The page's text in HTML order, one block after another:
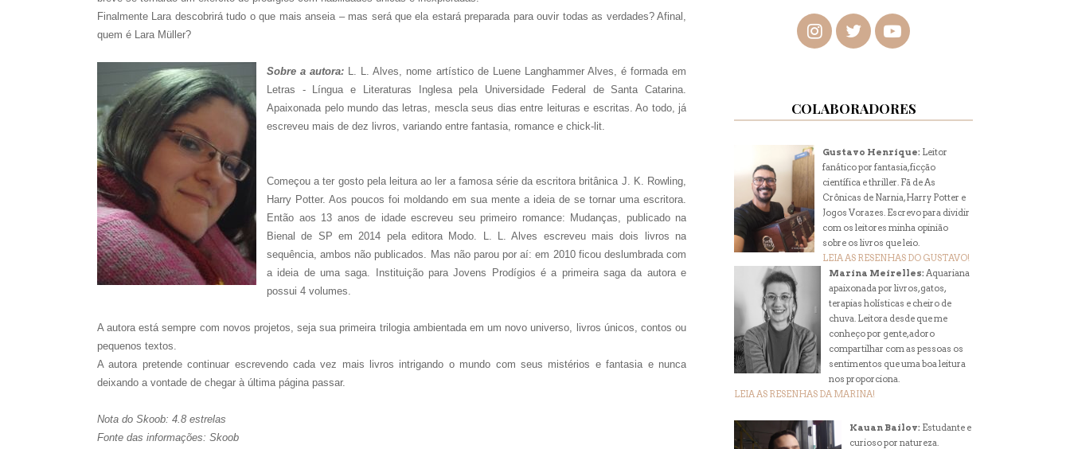
Finalmente Lara descobrirá tudo o que mais anseia – mas será que ela estará preparada para ouvir todas as verdades? Afinal,
quem é Lara Müller?
Sobre a autora: L. L. Alves, nome artístico de Luene Langhammer Alves, é formada em
Letras - Língua e Literaturas Inglesa pela Universidade Federal de Santa Catarina.
Apaixonada pelo mundo das letras, mescla seus dias entre leituras e escritas. Ao todo, já
escreveu mais de dez livros, variando entre fantasia, romance e chick-lit.
Começou a ter gosto pela leitura ao ler a famosa série da escritora britânica J. K. Rowling,
Harry Potter. Aos poucos foi moldando em sua mente a ideia de se tornar uma escritora.
Então aos 13 anos de idade escreveu seu primeiro romance: Mudanças, publicado na
Bienal de SP em 2014 pela editora Modo. L. L. Alves escreveu mais dois livros na
sequência, ambos não publicados. Mas não parou por aí: em 2010 ficou deslumbrada com
a ideia de uma saga. Instituição para Jovens Prodígios é a primeira saga da autora e
possui 4 volumes.
A autora está sempre com novos projetos, seja sua primeira trilogia ambientada em um novo universo, livros únicos, contos ou
pequenos textos.
A autora pretende continuar escrevendo cada vez mais livros intrigando o mundo com seus mistérios e fantasia e nunca
deixando a vontade de chegar à última página passar.
Nota do Skoob: 4.8 estrelas
Fonte das informações: Skoob
COLABORADORES
Gustavo Henrique: Leitor
fanático por fantasia, ficção
científica e thriller. Fã de As
Crônicas de Narnia, Harry Potter e
Jogos Vorazes. Escrevo para dividir
com os leitores minha opinião
sobre os livros que leio.
LEIA AS RESENHAS DO GUSTAVO!
Marina Meirelles:Aquariana
apaixonada por livros, gatos,
terapias holísticas e cheiro de
chuva. Leitora desde que me
conheço por gente, adoro
compartilhar com as pessoas os
sentimentos que uma boa leitura
nos proporciona.
LEIA AS RESENHAS DA MARINA!
Kauan Bailov: Estudante e
curioso por natureza.